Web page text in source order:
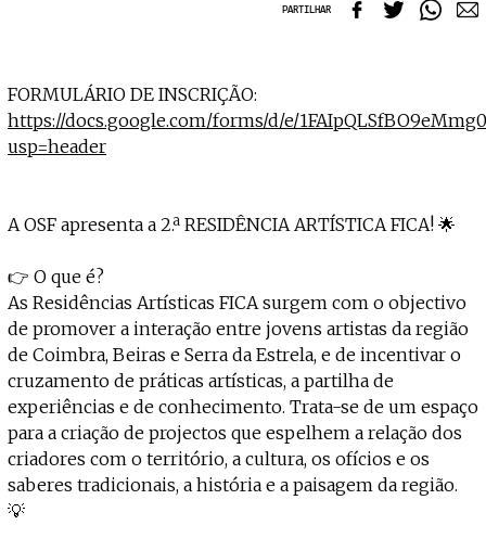
PARTILHAR
FORMULÁRIO DE INSCRIÇÃO:
https://docs.google.com/forms/d/e/
usp=header
A OSF apresenta a 2.ª RESIDÊNCIA ARTÍSTICA FICA! 🌟
👉 O que é?
As Residências Artísticas FICA surgem com o objectivo
de promover a interação entre jovens artistas da região
de Coimbra, Beiras e Serra da Estrela, e de incentivar o
cruzamento de práticas artísticas, a partilha de
experiências e de conhecimento. Trata-se de um espaço
para a criação de projectos que espelhem a relação dos
criadores com o território, a cultura, os ofícios e os
saberes tradicionais, a história e a paisagem da região.
💡